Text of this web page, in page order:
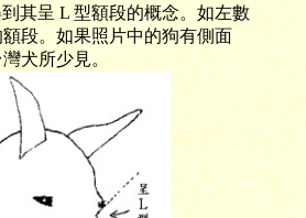
其呈 L 型額段的概念。如左數
段。如果照片中的狗有側面
犬所少見。